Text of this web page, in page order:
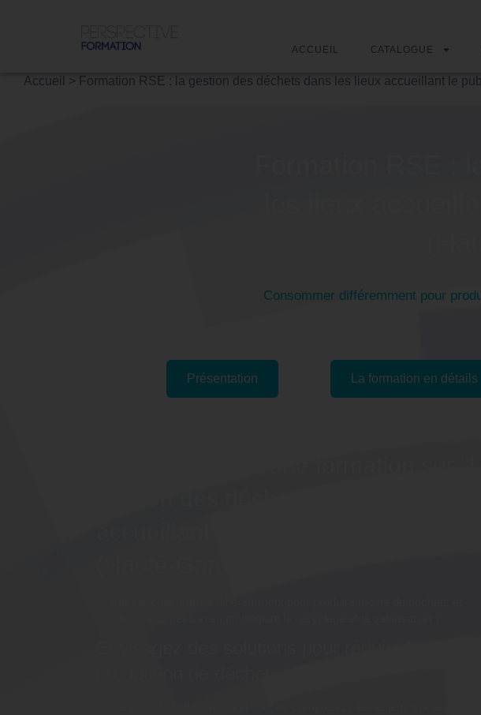
ACCUEIL CATALOGUE
Accueil > Formation RSE : la gestion des déchets dans les lieux accueillant le
Consommer différemment pour
Présentation La formation en détails